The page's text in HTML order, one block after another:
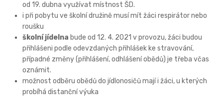
od 19. dubna využívat místnost ŠD.
i při pobytu ve školní družině musí mít žáci respirátor nebo
roušku
školní jídelna bude od 12. 4. 2021 v provozu, žáci budou
přihlášeni podle odevzdaných přihlášek ke stravování,
případné změny (přihlášení, odhlášení obědů) je třeba včas
oznámit.
možnost odběru obědů do jídlonosičů mají i žáci, u kterých
probíhá distanční výuka